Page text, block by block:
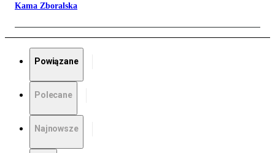
Kama Zboralska
Powiązane
Polecane
Najnowsze